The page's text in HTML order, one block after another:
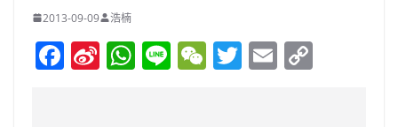
2013-09-09 浩楠
F Si W Li W T E